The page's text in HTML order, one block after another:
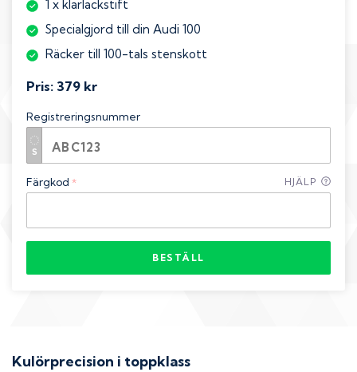
1 x klarlackstift
Specialgjord till din Audi 100
Räcker till 100-tals stenskott
Pris: 379 kr
Registreringsnummer
Färgkod * HJÄLP
BESTÄLL
Kulörprecision i toppklass